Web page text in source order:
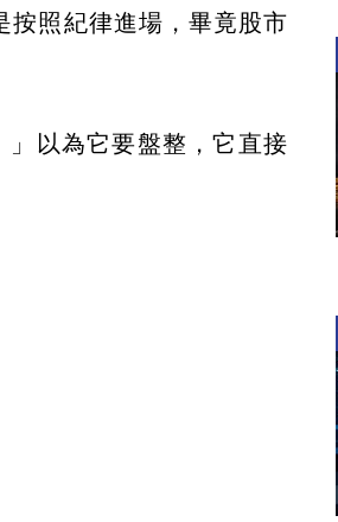
按照紀律進場，畢竟股市
以為它要盤整，它直接